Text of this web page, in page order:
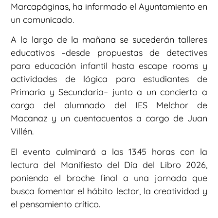
Marcapáginas, ha informado el Ayuntamiento en
un comunicado.
A lo largo de la mañana se sucederán talleres
educativos –desde propuestas de detectives
para educación infantil hasta escape rooms y
actividades de lógica para estudiantes de
Primaria y Secundaria– junto a un concierto a
cargo del alumnado del IES Melchor de
Macanaz y un cuentacuentos a cargo de Juan
Villén.
El evento culminará a las 13.45 horas con la
lectura del Manifiesto del Día del Libro 2026,
poniendo el broche final a una jornada que
busca fomentar el hábito lector, la creatividad y
el pensamiento crítico.